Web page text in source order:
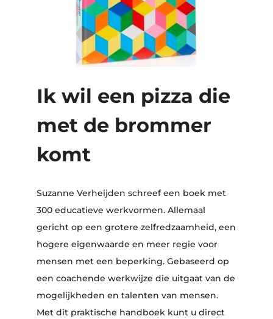
Ik wil een pizza die
met de brommer
komt
Suzanne Verheijden schreef een boek met
300 educatieve werkvormen. Allemaal
gericht op een grotere zelfredzaamheid, een
hogere eigenwaarde en meer regie voor
mensen met een beperking. Gebaseerd op
een coachende werkwijze die uitgaat van de
mogelijkheden en talenten van mensen.
Met dit praktische handboek kunt u direct